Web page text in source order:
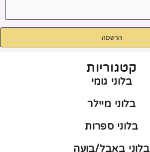
הרשמה
קטגוריות
בלוני גומי
בלוני מיילר
בלוני ספרות
בלוני באבל/בועה